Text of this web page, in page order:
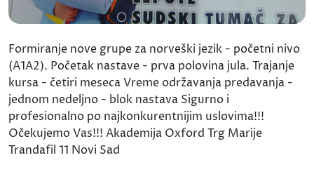
Formiranje nove grupe za norveški jezik - početni nivo
(A1A2). Početak nastave - prva polovina jula. Trajanje
kursa - četiri meseca Vreme održavanja predavanja -
jednom nedeljno - blok nastava Sigurno i
profesionalno po najkonkurentnijim uslovima!!!
Očekujemo Vas!!! Akademija Oxford Trg Marije
Trandafil 11 Novi Sad